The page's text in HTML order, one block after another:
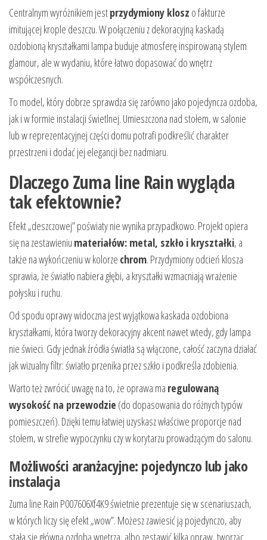
Centralnym wyróżnikiem jestprzydymiony klosz o fakturze
imitującej krople deszczu. W połączeniu z dekoracyjną kaskadą
ozdobioną kryształkami lampa buduje atmosferę inspirowaną stylem
glamour, ale w wydaniu, które łatwo dopasować do wnętrz
współczesnych.
To model, który dobrze sprawdza się zarówno jako pojedyncza ozdoba,
jak i w formie instalacji świetlnej. Umieszczona nad stołem, w salonie
lub w reprezentacyjnej części domu potrafi podkreślić charakter
przestrzeni i dodać jej elegancji bez nadmiaru.
Dlaczego Zuma line Rain wygląda
tak efektownie?
Efekt „deszczowej” poświaty nie wynika przypadkowo. Projekt opiera
się na zestawieniu materiałów: metal, szkło i kryształki, a
także na wykończeniu w kolorze chrom. Przydymiony odcień klosza
sprawia, że światło nabiera głębi, a kryształki wzmacniają wrażenie
połysku i ruchu.
Od spodu oprawy widoczna jest wyjątkowa kaskada ozdobiona
kryształkami, która tworzy dekoracyjny akcent nawet wtedy, gdy lampa
nie świeci. Gdy jednak źródła światła są włączone, całość zaczyna działać
jak wizualny filtr: światło przenika przez szkło i podkreśla zdobienia.
Warto też zwrócić uwagę na to, że oprawa ma regulowaną
wysokość na przewodzie (do dopasowania do różnych typów
pomieszczeń). Dzięki temu łatwiej uzyskasz właściwe proporcje nad
stołem, w strefie wypoczynku czy w korytarzu prowadzącym do salonu.
Możliwości aranżacyjne: pojedynczo lub jako
instalacja
Zuma line Rain P007606Xf4K9 świetnie prezentuje się w scenariuszach,
w których liczy się efekt „wow”. Możesz zawiesić ją pojedynczo, aby